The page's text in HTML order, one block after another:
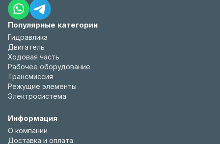
Популярные категории
Гидравлика
Двигатель
Ходовая часть
Рабочее оборудование
Трансмиссия
Режущие элементы
Электросистема
Информация
О компании
Доставка и оплата